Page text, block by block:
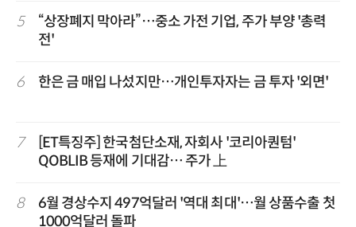
5
“상장폐지 막아라”…중소 가전 기업, 주가 부양 '총력
전'
6 한은 금 매입 나섰지만…개인투자자는 금 투자 '외면'
7
[ET특징주] 한국첨단소재, 자회사 '코리아퀀텀'
QOBLIB 등재에 기대감… 주가 上
8
6월 경상수지 497억달러 '역대 최대'…월 상품수출 첫
1000억달러 돌파